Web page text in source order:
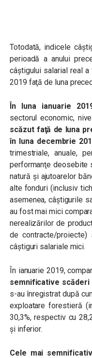
Totodată, indicele
perioadă a anului
câştigului salarial real
2019 faţă de luna
În luna ianuarie
sectorul economic,
scăzut faţă de luna
în luna decembrie
trimestriale, anuale,
performanţe deosebite
natură şi ajutoarelor
alte fonduri (inclusiv
asemenea, câştigurile
au fost mai mici
nerealizărilor de
de contracte/
câştiguri salariale mici.
În ianuarie 2019,
semnificative scăderi
s-au înregistrat după
exploatare forestieră
30,3%, respectiv cu
şi inferior.
Cele mai